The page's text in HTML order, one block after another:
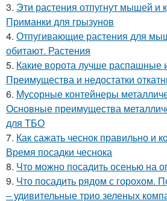
3. Эти растения отпугнут мышей и
Приманки для грызунов
4. Отпугивающие растения для
обитают. Растения
5. Какие ворота лучше распашные
Преимущества и недостатки
6. Мусорные контейнеры
Основные преимущества
для ТБО
7. Как сажать чеснок правильно и
Время посадки чеснока
8. Что можно посадить осенью на
9. Что посадить рядом с горохом.
– удивительные трио зеленых